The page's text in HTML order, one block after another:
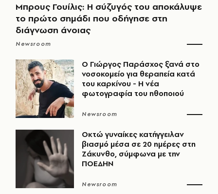
Μπρους Γουίλις: Η σύζυγός του αποκάλυψε
το πρώτο σημάδι που οδήγησε στη
διάγνωση άνοιας
Newsroom
O Γιώργος Παράσχος ξανά στο
νοσοκομείο για θεραπεία κατά
του καρκίνου - Η νέα
φωτογραφία του ηθοποιού
Newsroom
Οκτώ γυναίκες κατήγγειλαν
βιασμό μέσα σε 20 ημέρες στη
Ζάκυνθο, σύμφωνα με την
ΠΟΕΔΗΝ
Newsroom